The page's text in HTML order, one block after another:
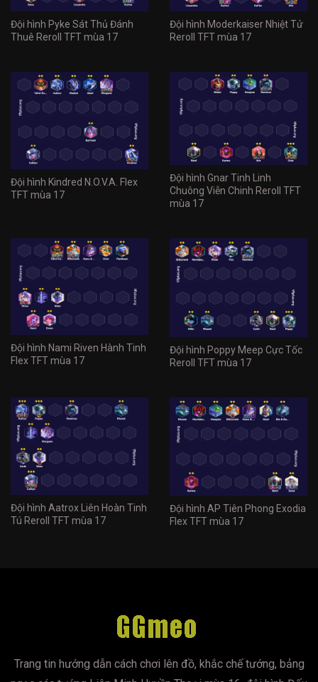
Đội hình Pyke Sát Thủ Đánh
Thuê Reroll TFT mùa 17
Đội hình Moderkaiser Nhiệt Tử
Reroll TFT mùa 17
Đội hình Kindred N.O.V.A. Flex
TFT mùa 17
Đội hình Gnar Tinh Linh
Chuông Viễn Chinh Reroll TFT
mùa 17
Đội hình Nami Riven Hành Tinh
Flex TFT mùa 17
Đội hình Poppy Meep Cực Tốc
Reroll TFT mùa 17
Đội hình Aatrox Liên Hoàn Tinh
Tú Reroll TFT mùa 17
Đội hình AP Tiên Phong Exodia
Flex TFT mùa 17
Trang tin hướng dẫn cách chơi lên đồ, khắc chế tướng, bảng